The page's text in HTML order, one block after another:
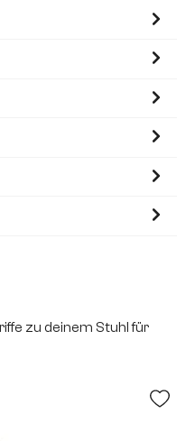
zu deinem Stuhl für